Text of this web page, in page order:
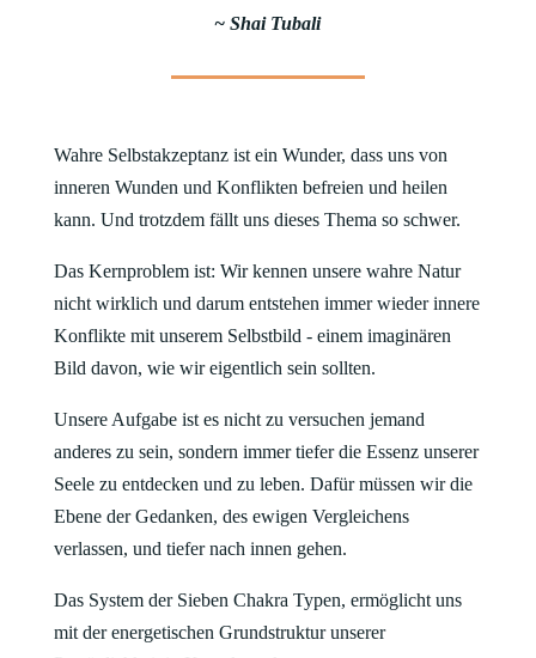
~ Shai Tubali
Wahre Selbstakzeptanz ist ein Wunder, dass uns von
inneren Wunden und Konflikten befreien und heilen
kann. Und trotzdem fällt uns dieses Thema so schwer.
Das Kernproblem ist: Wir kennen unsere wahre Natur
nicht wirklich und darum entstehen immer wieder innere
Konflikte mit unserem Selbstbild - einem imaginären
Bild davon, wie wir eigentlich sein sollten.
Unsere Aufgabe ist es nicht zu versuchen jemand
anderes zu sein, sondern immer tiefer die Essenz unserer
Seele zu entdecken und zu leben. Dafür müssen wir die
Ebene der Gedanken, des ewigen Vergleichens
verlassen, und tiefer nach innen gehen.
Das System der Sieben Chakra Typen, ermöglicht uns
mit der energetischen Grundstruktur unserer